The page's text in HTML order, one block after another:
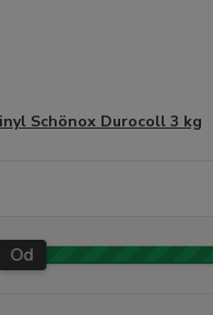
Schönox Durocoll 3 kg
Od